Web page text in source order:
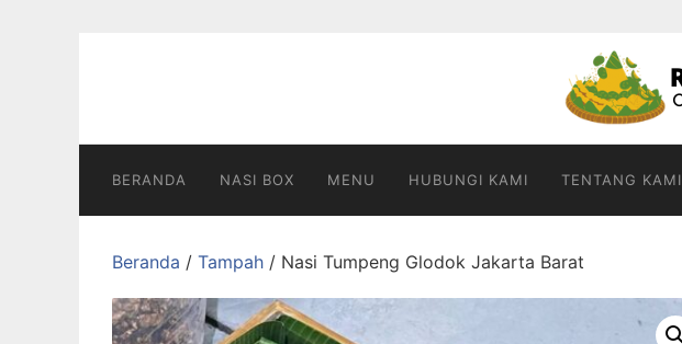
BERANDA NASI BOX MENU HUBUNGI KAMI TENTANG KAMI
Beranda / Tampah / Nasi Tumpeng Glodok Jakarta Barat